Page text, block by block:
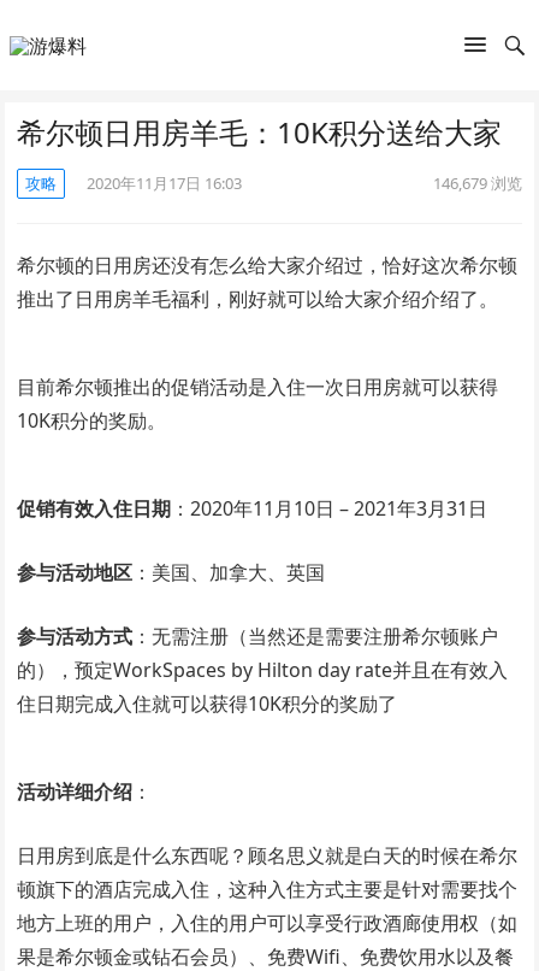
希尔顿日用房羊毛：10K积分送给大家
攻略 2020年11月17日 16:03 146,679浏览
希尔顿的日用房还没有怎么给大家介绍过，恰好这次希尔顿
推出了日用房羊毛福利，刚好就可以给大家介绍介绍了。
目前希尔顿推出的促销活动是入住一次日用房就可以获得
10K积分的奖励。
促销有效入住日期 ：2020年11月10日 – 2021年3月31日
参与活动地区 ：美国、加拿大、英国
参与活动方式 ：无需注册（当然还是需要注册希尔顿账户
的），预定WorkSpaces by Hilton day rate并且在有效入
住日期完成入住就可以获得10K积分的奖励了
活动详细介绍 ：
日用房到底是什么东西呢？顾名思义就是白天的时候在希尔
顿旗下的酒店完成入住，这种入住方式主要是针对需要找个
地方上班的用户，入住的用户可以享受行政酒廊使用权（如
果是希尔顿金或钻石会员）、免费Wifi、免费饮用水以及餐